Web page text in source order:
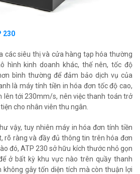
230
các siêu thị và cửa hàng tạp hóa thường
hình kinh doanh khác, thế nên, tốc độ
bình thường để đảm bảo dịch vụ của
là máy tính tiền in hóa đơn tốc độ cao,
lên tới 230mm/s, nên việc thanh toán trở
cho nhân viên thu ngân.
vậy, tuy nhiên máy in hóa đơn tính tiền
rõ ràng và đầy đủ thông tin trên hóa đơn
đó, ATP 230 sở hữu kích thước nhỏ gọn
ở bất kỳ khu vực nào trên quầy thanh
không gây tốn diện tích mà còn thuận lợi